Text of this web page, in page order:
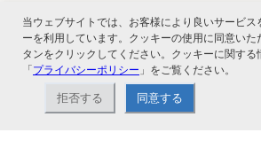
関連サービス
当ウェブサイトでは、お客様により良いサービス
ーを利用しています。クッキーの使用に同意い
タンをクリックしてください。クッキーに関する
「プライバシーポリシー 」をご覧ください。
拒否する 同意する